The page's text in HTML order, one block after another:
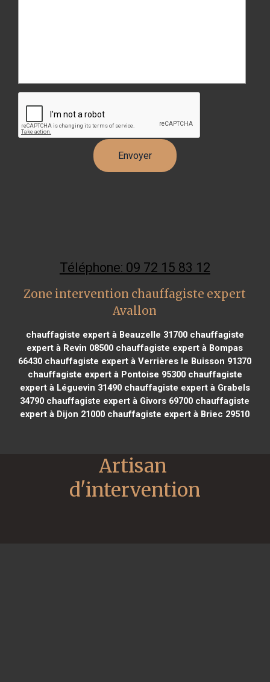
Téléphone: 09 72 15 83 12
Zone intervention chauffagiste expert
Avallon
chauffagiste expert à Beauzelle 31700chauffagiste
expert à Revin 08500 chauffagiste expert à Bompas
66430 chauffagiste expert à Verrières le Buisson 91370
chauffagiste expert à Pontoise 95300chauffagiste
expert à Léguevin 31490chauffagiste expert à Grabels
34790 chauffagiste expert à Givors 69700 chauffagiste
expert à Dijon 21000 chauffagiste expert à Briec 29510
Artisan
d'intervention